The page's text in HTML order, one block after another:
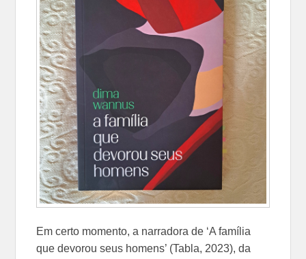
Em certo momento, a narradora de ‘A família
que devorou seus homens’ (Tabla, 2023), da